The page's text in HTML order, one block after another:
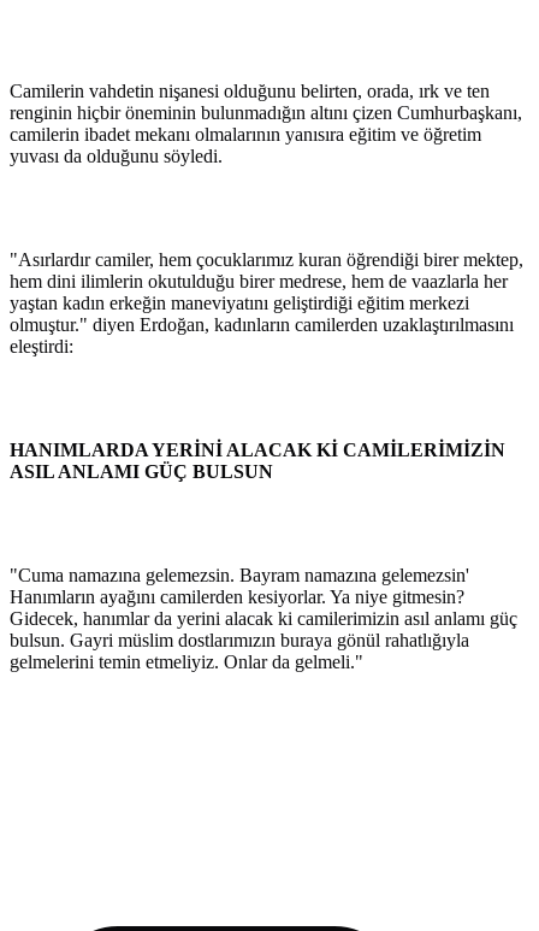
Camilerin vahdetin nişanesi olduğunu belirten, orada, ırk ve ten
renginin hiçbir öneminin bulunmadığın altını çizen Cumhurbaşkanı,
camilerin ibadet mekanı olmalarının yanısıra eğitim ve öğretim
yuvası da olduğunu söyledi.
"Asırlardır camiler, hem çocuklarımız kuran öğrendiği birer mektep,
hem dini ilimlerin okutulduğu birer medrese, hem de vaazlarla her
yaştan kadın erkeğin maneviyatını geliştirdiği eğitim merkezi
olmuştur." diyen Erdoğan, kadınların camilerden uzaklaştırılmasını
eleştirdi:
HANIMLARDA YERİNİ ALACAK Kİ CAMİLERİMİZİN
ASIL ANLAMI GÜÇ BULSUN
"Cuma namazına gelemezsin. Bayram namazına gelemezsin'
Hanımların ayağını camilerden kesiyorlar. Ya niye gitmesin?
Gidecek, hanımlar da yerini alacak ki camilerimizin asıl anlamı güç
bulsun. Gayri müslim dostlarımızın buraya gönül rahatlığıyla
gelmelerini temin etmeliyiz. Onlar da gelmeli."